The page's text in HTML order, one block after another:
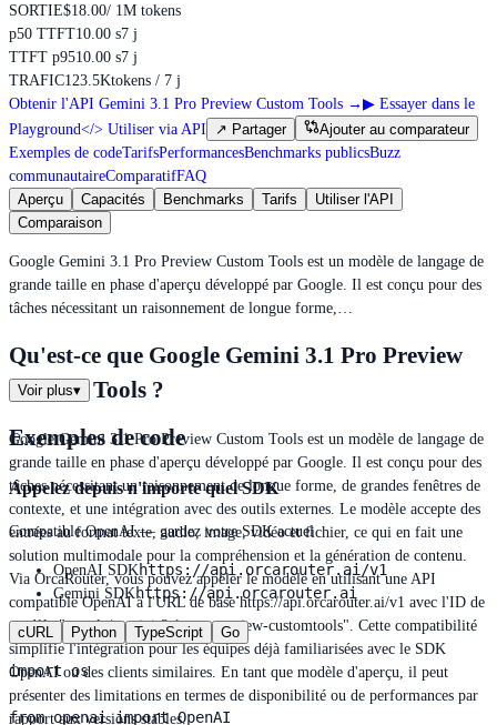
SORTIE$18.00/ 1M tokens
p50 TTFT10.00 s7 j
TTFT p9510.00 s7 j
TRAFIC123.5Ktokens / 7 j
Obtenir l'API Gemini 3.1 Pro Preview Custom Tools → ▶ Essayer dans le
Playground</> Utiliser via API ↗ Partager
Ajouter au comparateur
Exemples de codeTarifsPerformancesBenchmarks publicsBuzz
communautaireComparatifFAQ
Aperçu
Capacités Benchmarks Tarifs
Utiliser l'API
Comparaison
Google Gemini 3.1 Pro Preview Custom Tools est un modèle de langage de
grande taille en phase d'aperçu développé par Google. Il est conçu pour des
tâches nécessitant un raisonnement de longue forme,…
Qu'est-ce que Google Gemini 3.1 Pro Preview
Custom Tools ?
Google Gemini 3.1 Pro Preview Custom Tools est un modèle de langage de
grande taille en phase d'aperçu développé par Google. Il est conçu pour des
tâches nécessitant un raisonnement de longue forme, de grandes fenêtres de
contexte, et une intégration avec des outils externes. Le modèle accepte des
entrées au format texte, audio, image, vidéo et fichier, ce qui en fait une
solution multimodale pour la compréhension et la génération de contenu.
Via OrcaRouter, vous pouvez appeler le modèle en utilisant une API
compatible OpenAI à l'URL de base https://api.orcarouter.ai/v1 avec l'ID de
modèle "google/gemini-3.1-pro-preview-customtools". Cette compatibilité
simplifie l'intégration pour les équipes déjà familiarisées avec le SDK
OpenAI ou des clients similaires. En tant que modèle d'aperçu, il peut
présenter des limitations en termes de disponibilité ou de performances par
rapport aux versions stables.
Voir plus▾
Exemples de code
Appelez depuis n'importe quel SDK
Compatible OpenAI — gardez votre SDK actuel
OpenAI SDKhttps://api.orcarouter.ai/v1
Gemini SDKhttps://api.orcarouter.ai
cURL Python TypeScript Go
import os
from openai import OpenAI